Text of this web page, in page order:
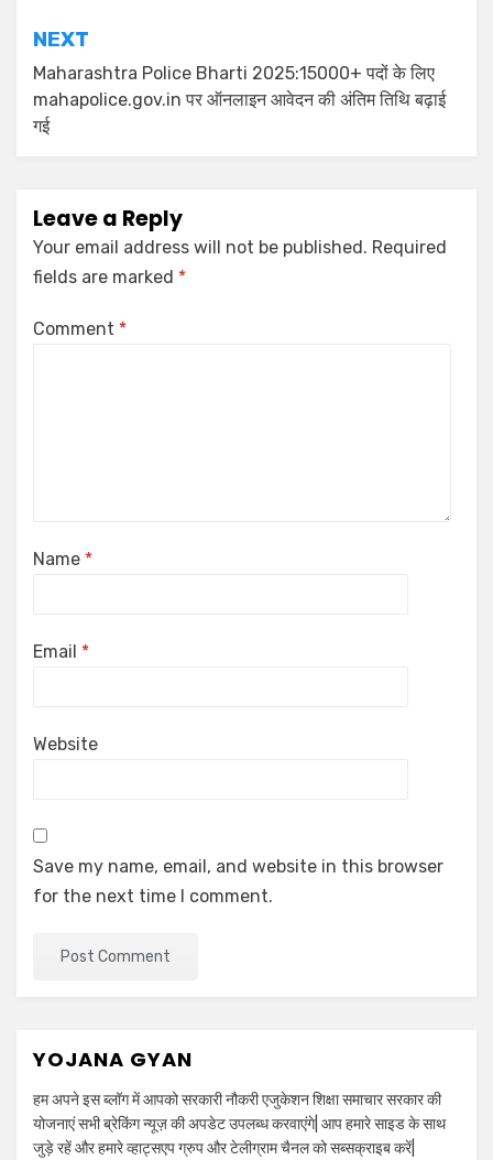
NEXT
Maharashtra Police Bharti 2025:15000+ पदों के लिए
mahapolice.gov.in पर ऑनलाइन आवेदन की अंतिम तिथि बढ़ाई
गई
Leave a Reply
Your email address will not be published. Required
fields are marked *
Comment *
Name *
Email *
Website
Save my name, email, and website in this browser
for the next time I comment.
YOJANA GYAN
हम अपने इस ब्लॉग में आपको सरकारी नौकरी एजुकेशन शिक्षा समाचार सरकार की
योजनाएं सभी ब्रेकिंग न्यूज़ की अपडेट उपलब्ध करवाएंगे| आप हमारे साइड के साथ
जुड़े रहें और हमारे व्हाट्सएप ग्रुप और टेलीग्राम चैनल को सब्सक्राइब करें|